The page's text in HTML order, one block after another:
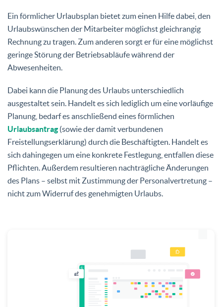
Ein förmlicher Urlaubsplan bietet zum einen Hilfe dabei, den
Urlaubswünschen der Mitarbeiter möglichst gleichrangig
Rechnung zu tragen. Zum anderen sorgt er für eine möglichst
geringe Störung der Betriebsabläufe während der
Abwesenheiten.
Dabei kann die Planung des Urlaubs unterschiedlich
ausgestaltet sein. Handelt es sich lediglich um eine vorläufige
Planung, bedarf es anschließend eines förmlichen
Urlaubsantrag(sowie der damit verbundenen
Freistellungserklärung) durch die Beschäftigten. Handelt es
sich dahingegen um eine konkrete Festlegung, entfallen diese
Pflichten. Außerdem resultieren nachträgliche Änderungen
des Plans – selbst mit Zustimmung der Personalvertretung –
nicht zum Widerruf des genehmigten Urlaubs.